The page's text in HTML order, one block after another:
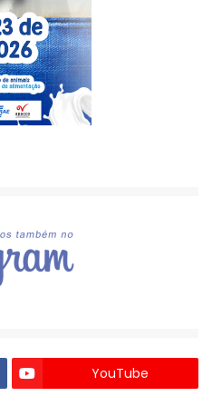
YouTube